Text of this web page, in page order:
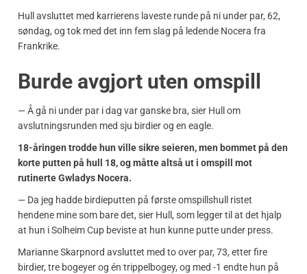
Hull avsluttet med karrierens laveste runde på ni under par, 62,
søndag, og tok med det inn fem slag på ledende Nocera fra
Frankrike.
Burde avgjort uten omspill
— Å gå ni under par i dag var ganske bra, sier Hull om
avslutningsrunden med sju birdier og en eagle.
18-åringen trodde hun ville sikre seieren, men bommet på den
korte putten på hull 18, og måtte altså ut i omspill mot
rutinerte Gwladys Nocera.
— Da jeg hadde birdieputten på første omspillshull ristet
hendene mine som bare det, sier Hull, som legger til at det hjalp
at hun i Solheim Cup beviste at hun kunne putte under press.
Marianne Skarpnord avsluttet med to over par, 73, etter fire
birdier, tre bogeyer og én trippelbogey, og med -1 endte hun på